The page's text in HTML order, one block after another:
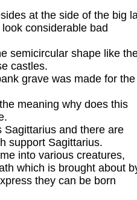
at the side of the big
considerable bad
semicircular shape like
castles.
grave was made for the
meaning why does this
Sagittarius and there are
support Sagittarius.
into various creatures,
which is brought about
they can be born